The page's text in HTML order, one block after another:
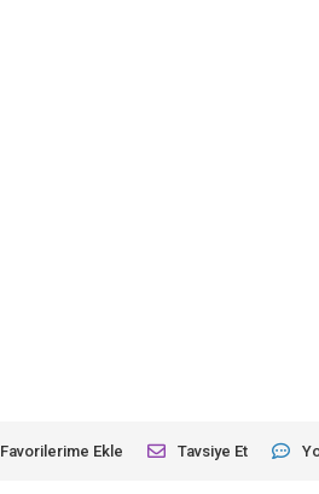
Favorilerime Ekle Tavsiye Et